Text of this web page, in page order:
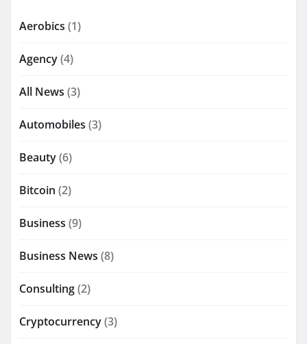
Aerobics (1)
Agency(4)
All News (3)
Automobiles (3)
Beauty(6)
Bitcoin (2)
Business (9)
Business News (8)
Consulting(2)
Cryptocurrency(3)